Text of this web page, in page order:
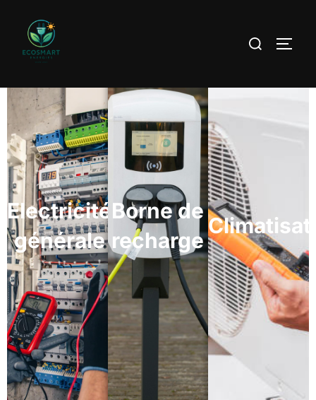
Electricité
générale
Découvrir
Borne de
recharge
Découvrir
Découvrir